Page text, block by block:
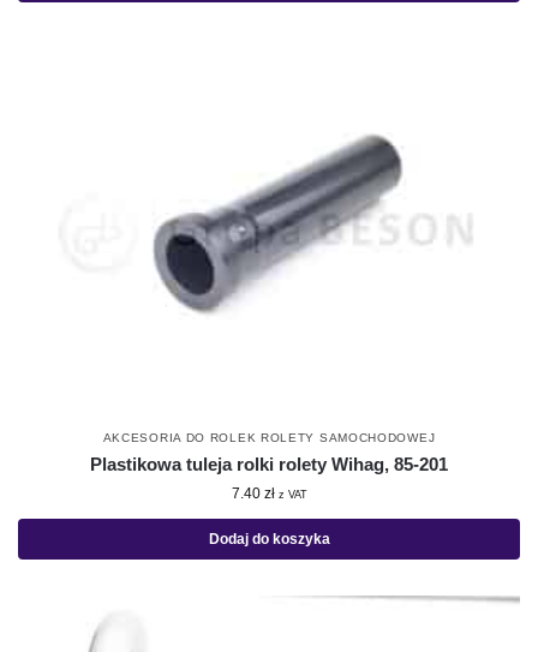
AKCESORIA DO ROLEK ROLETY SAMOCHODOWEJ
Plastikowa tuleja rolki rolety Wihag, 85-201
7.40 zł z VAT
Dodaj do koszyka